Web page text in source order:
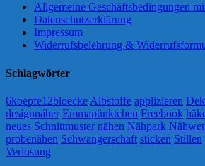
Allgemeine Geschäftsbedingungen
Datenschutzerklärung
Impressum
Widerrufsbelehrung &
Schlagwörter
6koepfe12bloecke Albstoffe applizieren
designnäher Emmapünktchen Freebook
neues Schnittmuster nähen Nähpark
probenähen Schwangerschaft sticken Stillen
Verlosung